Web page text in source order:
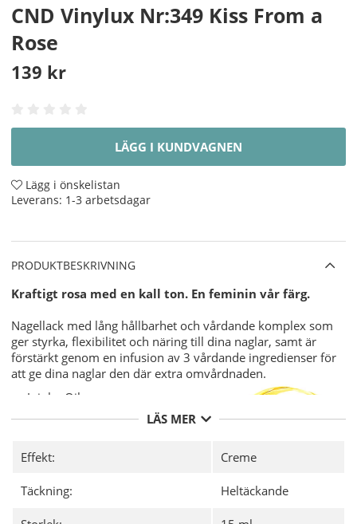
CND Vinylux Nr:349 Kiss From a
Rose
139 kr
LÄGG I KUNDVAGNEN
Lägg i önskelistan
Leverans: 1-3 arbetsdagar
PRODUKTBESKRIVNING
Kraftigt rosa med en kall ton. En feminin vår färg.
Nagellack med lång hållbarhet och vårdande komplex som
ger styrka, flexibilitet och näring till dina naglar, samt är
förstärkt genom en infusion av 3 vårdande ingredienser för
att ge dina naglar den där extra omvårdnaden.
Jojoba Oil.
Varför CND Vinylux?
Vinylux Long Wear Top Coat.
LÄS MER
Effekt: Creme
Täckning: Heltäckande